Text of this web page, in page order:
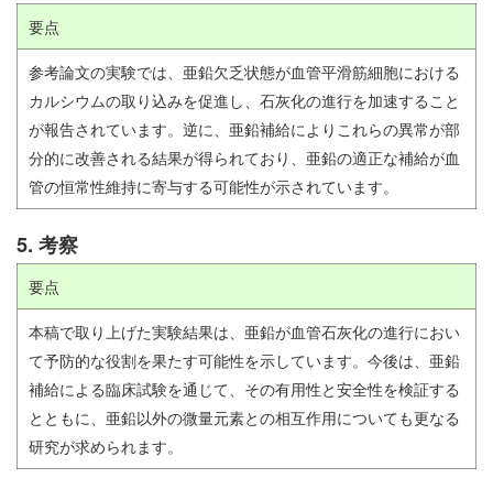
要点
参考論文の実験では、亜鉛欠乏状態が血管平滑筋細胞における
カルシウムの取り込みを促進し、石灰化の進行を加速すること
が報告されています。逆に、亜鉛補給によりこれらの異常が部
分的に改善される結果が得られており、亜鉛の適正な補給が血
管の恒常性維持に寄与する可能性が示されています。
5. 考察
要点
本稿で取り上げた実験結果は、亜鉛が血管石灰化の進行におい
て予防的な役割を果たす可能性を示しています。今後は、亜鉛
補給による臨床試験を通じて、その有用性と安全性を検証する
とともに、亜鉛以外の微量元素との相互作用についても更なる
研究が求められます。